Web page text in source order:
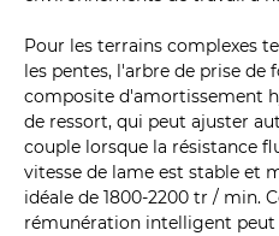
Pour les terrains complexes
les pentes, l'arbre de prise
composite d'amortissement
de ressort, qui peut ajuster
couple lorsque la résistance
vitesse de lame est stable et
idéale de 1800-2200 tr / min.
rémunération intelligent